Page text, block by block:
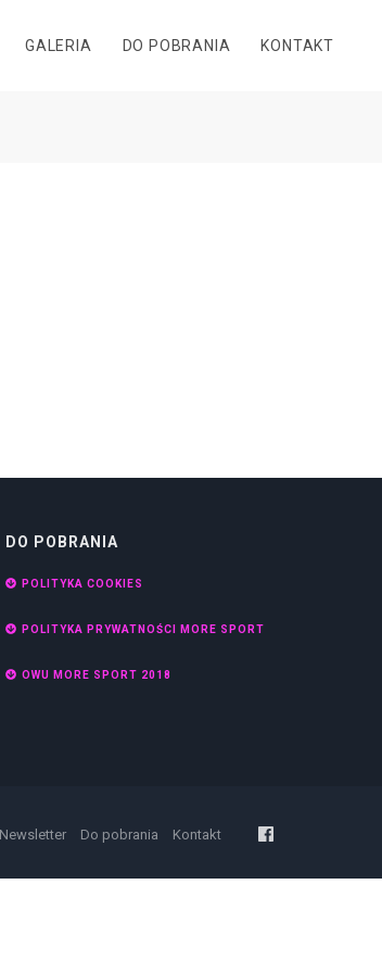
GALERIA DO POBRANIA KONTAKT
DO POBRANIA
POLITYKA COOKIES
POLITYKA PRYWATNOŚCI MORE SPORT
OWU MORE SPORT 2018
Newsletter Do pobrania Kontakt